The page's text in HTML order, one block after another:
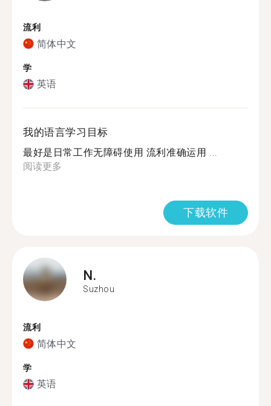
流利
简体中文
学
英语
我的语言学习目标
最好是日常工作无障碍使用 流利准确运用 ...
阅读更多
下载软件
N.
Suzhou
流利
简体中文
学
英语